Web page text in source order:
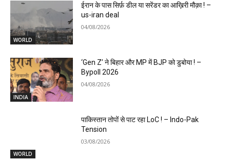
WORLD
ईरान के पास सिर्फ़ डील या सरेंडर का आख़िरी मौक़ा ! –
us-iran deal
04/08/2026
INDIA
‘Gen Z’ ने बिहार और MP में BJP को डुबोया ! –
Bypoll 2026
04/08/2026
WORLD
पाकिस्तान तोपों से पाट रहा LoC ! – Indo-Pak
Tension
03/08/2026